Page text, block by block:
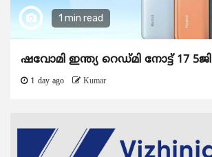
1 min read
ഷവോമി ഇന്ത്യ റെഡ്മി നോട്ട് 17 5ജി
1 day ago Kumar